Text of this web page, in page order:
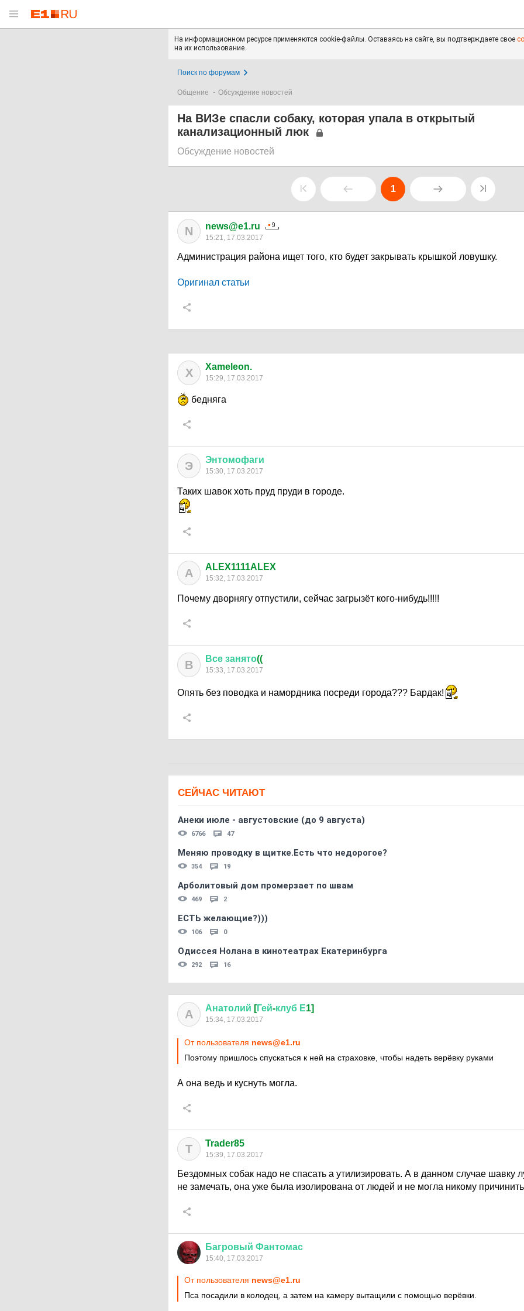
На информационном ресурсе применяются cookie-файлы. Оставаясь на сайте, вы подтверждаете свое
на их использование.
Поиск по форумам
Общение Обсуждение новостей
На ВИЗе спасли собаку, которая упала в открытый
канализационный люк
Обсуждение новостей
1
N news@e1.ru
15:21, 17.03.2017
Администрация района ищет того, кто будет закрывать крышкой ловушку.
Оригинал статьи
X Xameleon.
15:29, 17.03.2017
бедняга
Э Энтомофаги
15:30, 17.03.2017
Таких шавок хоть пруд пруди в городе.
A ALEX1111ALEX
15:32, 17.03.2017
Почему дворнягу отпустили, сейчас загрызёт кого-нибудь!!!!!
В Все занято((
15:33, 17.03.2017
Опять без поводка и намордника посреди города??? Бардак!
СЕЙЧАС ЧИТАЮТ
Анеки июле - августовские (до 9 августа)
6766 47
Меняю проводку в щитке.Есть что недорогое?
354 19
Арболитовый дом промерзает по швам
469 2
ЕСТЬ желающие?)))
106 0
Одиссея Нолана в кинотеатрах Екатеринбурга
292 16
А Анатолий [Гей-клуб Е1]
15:34, 17.03.2017
От пользователя news@e1.ru
Поэтому пришлось спускаться к ней на страховке, чтобы надеть верёвку руками
А она ведь и куснуть могла.
T Trader85
15:39, 17.03.2017
Бездомных собак надо не спасать а утилизировать. А в данном случае шавку
не замечать, она уже была изолирована от людей и не могла никому
Багровый Фантомас
15:40, 17.03.2017
От пользователя news@e1.ru
Пса посадили в колодец, а затем на камеру вытащили с помощью верёвки.